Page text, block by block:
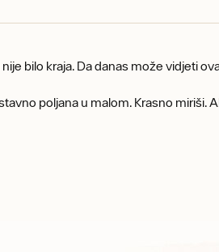
bilo kraja. Da danas može vidjeti
poljana u malom. Krasno